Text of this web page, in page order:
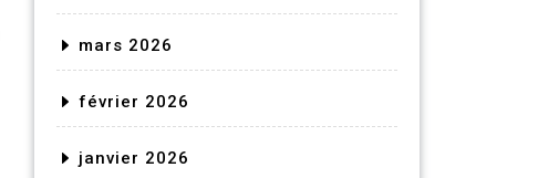
mars 2026
février 2026
janvier 2026